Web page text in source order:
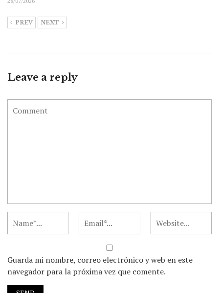
PREV NEXT
Leave a reply
Guarda mi nombre, correo electrónico y web en este
navegador para la próxima vez que comente.